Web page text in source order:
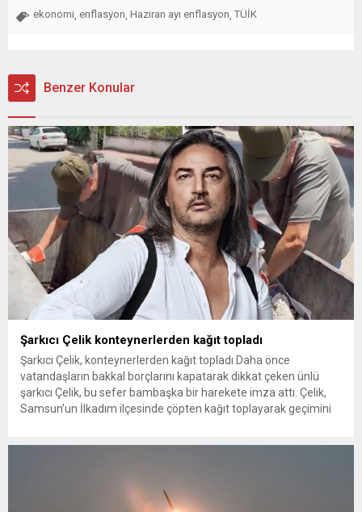
ekonomi enflasyon Haziran ayı enflasyon TÜİK
Benzer Konular
Şarkıcı Çelik konteynerlerden kağıt topladı
Şarkıcı Çelik, konteynerlerden kağıt topladı Daha önce
vatandaşların bakkal borçlarını kapatarak dikkat çeken ünlü
şarkıcı Çelik, bu sefer bambaşka bir harekete imza attı. Çelik,
Samsun’un İlkadım ilçesinde çöpten kağıt toplayarak geçimini